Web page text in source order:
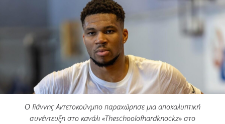
Ο Γιάννης Αντετοκούνμπο παραχώρησε μια αποκαλυπτική
συνέντευξη στο κανάλι «Τheschoolofhardknockz» στο